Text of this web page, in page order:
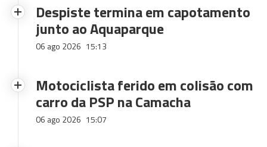
Despiste termina em capotamento
junto ao Aquaparque
06 ago 2026 15:13
Motociclista ferido em colisão com
carro da PSP na Camacha
06 ago 2026 15:07